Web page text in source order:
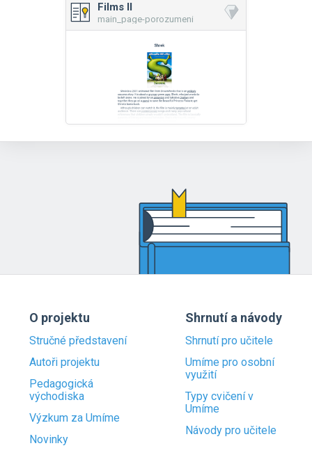
Films II
main_page-porozumeni
O projektu
Stručné představení
Autoři projektu
Pedagogická
východiska
Výzkum za Umíme
Novinky
Shrnutí a návody
Shrnutí pro učitele
Umíme pro osobní
využití
Typy cvičení v
Umíme
Návody pro učitele